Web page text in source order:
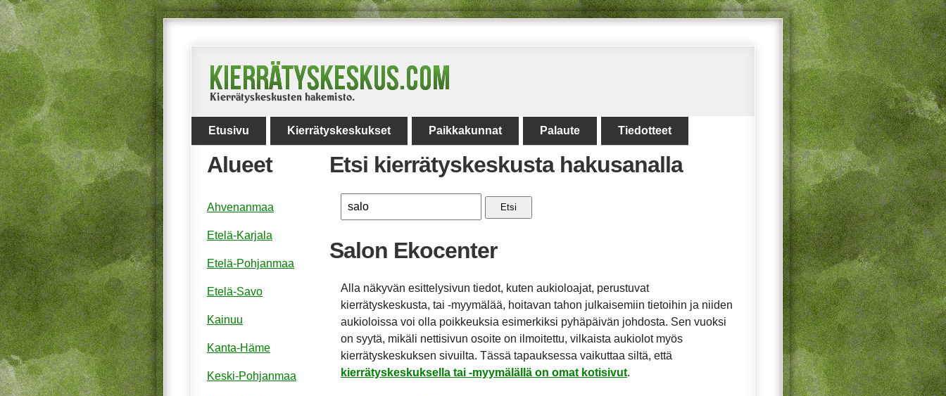
Etusivu Kierrätyskeskukset Paikkakunnat Palaute Tiedotteet
Etsi kierrätyskeskusta hakusanalla
Etsi
Salon Ekocenter
Alla näkyvän esittelysivun tiedot, kuten aukioloajat, perustuvat
kierrätyskeskusta, tai -myymälää, hoitavan tahon julkaisemiin tietoihin ja niiden
aukioloissa voi olla poikkeuksia esimerkiksi pyhäpäivän johdosta. Sen vuoksi
on syytä, mikäli nettisivun osoite on ilmoitettu, vilkaista aukiolot myös
kierrätyskeskuksen sivuilta. Tässä tapauksessa vaikuttaa siltä, että
kierrätyskeskuksella tai -myymälällä on omat kotisivut.
Alueet
Ahvenanmaa
Etelä-Karjala
Etelä-Pohjanmaa
Etelä-Savo
Kainuu
Kanta-Häme
Keski-Pohjanmaa